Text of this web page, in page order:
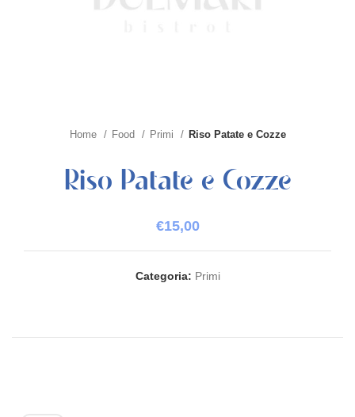
Home Food Primi Riso Patate e Cozze
Riso Patate e Cozze
€15,00
Categoria: Primi